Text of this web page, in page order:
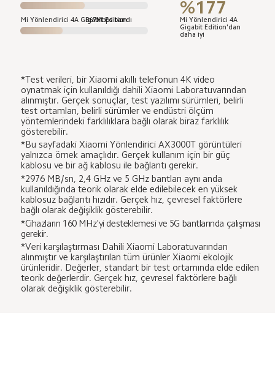
Mi Yönlendirici 4A Gigabit Edition
867Mbps bandı
%177
Mi Yönlendirici 4A
Gigabit Edition'dan
daha iyi
*Test verileri, bir Xiaomi akıllı telefonun 4K video
oynatmak için kullanıldığı dahili Xiaomi Laboratuvarından
alınmıştır. Gerçek sonuçlar, test yazılımı sürümleri, belirli
test ortamları, belirli sürümler ve endüstri ölçüm
yöntemlerindeki farklılıklara bağlı olarak biraz farklılık
gösterebilir.
*Bu sayfadaki Xiaomi Yönlendirici AX3000T görüntüleri
yalnızca örnek amaçlıdır. Gerçek kullanım için bir güç
kablosu ve bir ağ kablosu ile bağlantı gerekir.
*2976 MB/sn, 2,4 GHz ve 5 GHz bantları aynı anda
kullanıldığında teorik olarak elde edilebilecek en yüksek
kablosuz bağlantı hızıdır. Gerçek hız, çevresel faktörlere
bağlı olarak değişiklik gösterebilir.
*Cihazların 160 MHz'yi desteklemesi ve 5G bantlarında çalışması
gerekir.
*Veri karşılaştırması Dahili Xiaomi Laboratuvarından
alınmıştır ve karşılaştırılan tüm ürünler Xiaomi ekolojik
ürünleridir. Değerler, standart bir test ortamında elde edilen
teorik değerlerdir. Gerçek hız, çevresel faktörlere bağlı
olarak değişiklik gösterebilir.